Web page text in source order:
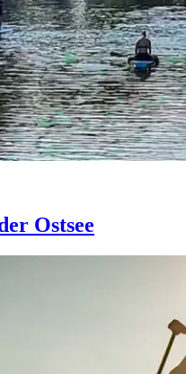
Ostsee